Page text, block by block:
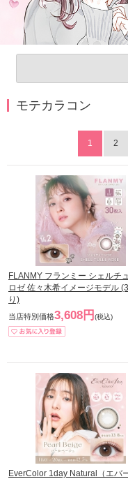
モテカラコン
1 2
FLANMY フランミー シェルチ
ロゼ 佐々木希イメージモデル
り)
当店特別価格3,608円 (税込)
EverColor 1day Natural（エバ